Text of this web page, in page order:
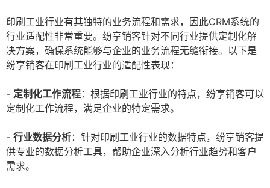
印刷工业行业有其独特的业务流程和需求，因此CRM系统的
行业适配性非常重要。纷享销客针对不同行业提供定制化解
决方案，确保系统能够与企业的业务流程无缝衔接。以下是
纷享销客在印刷工业行业的适配性表现：
- 定制化工作流程：根据印刷工业行业的特点，纷享销客可以
定制化工作流程，满足企业的特定需求。
- 行业数据分析：针对印刷工业行业的数据特点，纷享销客提
供专业的数据分析工具，帮助企业深入分析行业趋势和客户
需求。